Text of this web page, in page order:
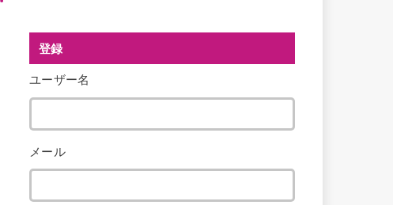
登録
ユーザー名
メール